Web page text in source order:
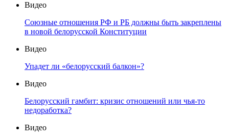
Видео
Союзные отношения РФ и РБ должны быть закреплены
в новой белорусской Конституции
Видео
Упадет ли «белорусский балкон»?
Видео
Белорусский гамбит: кризис отношений или чья-то
недоработка?
Видео